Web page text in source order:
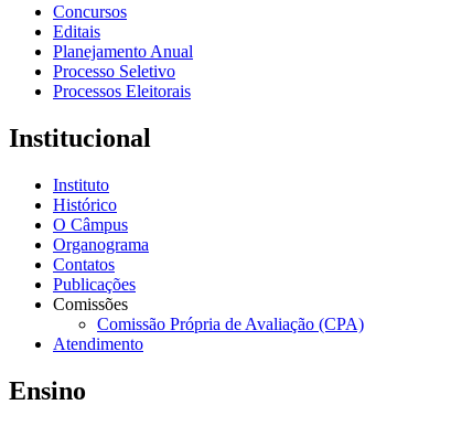
Concursos
Editais
Planejamento Anual
Processo Seletivo
Processos Eleitorais
Institucional
Instituto
Histórico
O Câmpus
Organograma
Contatos
Publicações
Comissões
Comissão Própria de Avaliação (CPA)
Atendimento
Ensino